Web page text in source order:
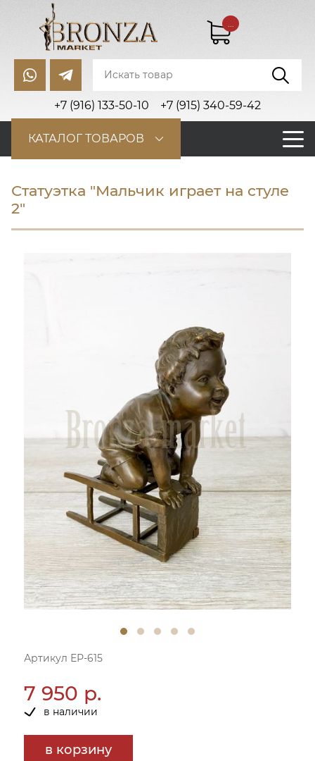
+7 (916) 133-50-10 +7 (915) 340-59-42
...
КАТАЛОГ ТОВАРОВ
Статуэтка "Мальчик играет на стуле
2"
Артикул ЕР-615
7 950 р.
в наличии
в корзину